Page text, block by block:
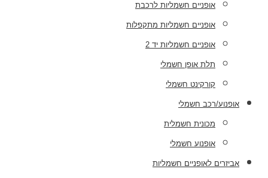
אופניים חשמליות לרכבת
אופניים חשמליות מתקפלות
אופניים חשמליות יד 2
תלת אופן חשמלי
קורקינט חשמלי
אופנוע/רכב חשמלי
מכונית חשמלית
אופנוע חשמלי
אביזרים לאופניים חשמליות